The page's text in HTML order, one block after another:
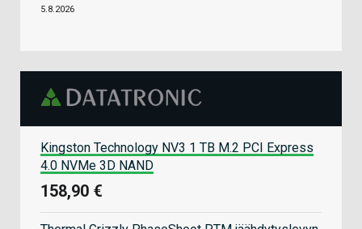
5.8.2026
Kingston Technology NV3 1 TB M.2 PCI Express
4.0 NVMe 3D NAND
158,90 €